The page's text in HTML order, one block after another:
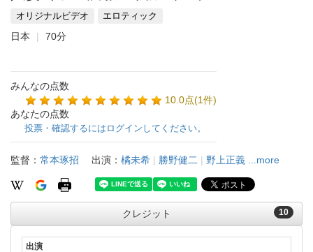
オリジナルビデオ エロティック
日本 70分
みんなの点数
10.0点(1件)
あなたの点数
投票・確認するにはログインしてください。
監督： 常本琢招 出演： 橘未希 | 勝野健二 | 野上正義 ...more
10
クレジット
出演